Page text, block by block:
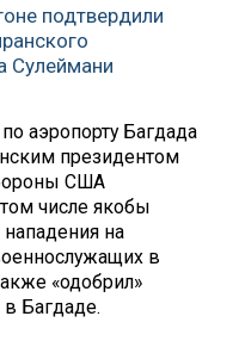
подтвердили
Сулеймани
по аэропорту Багдада
президентом
США
числе якобы
на
в
«одобрил»
Багдаде.